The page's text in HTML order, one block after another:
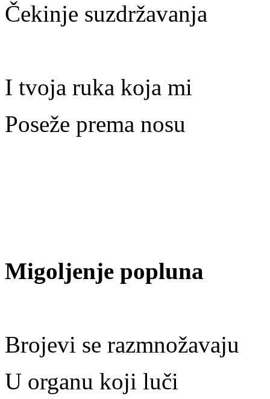
Čekinje suzdržavanja
I tvoja ruka koja mi
Poseže prema nosu
Migoljenje popluna
Brojevi se razmnožavaju
U organu koji luči